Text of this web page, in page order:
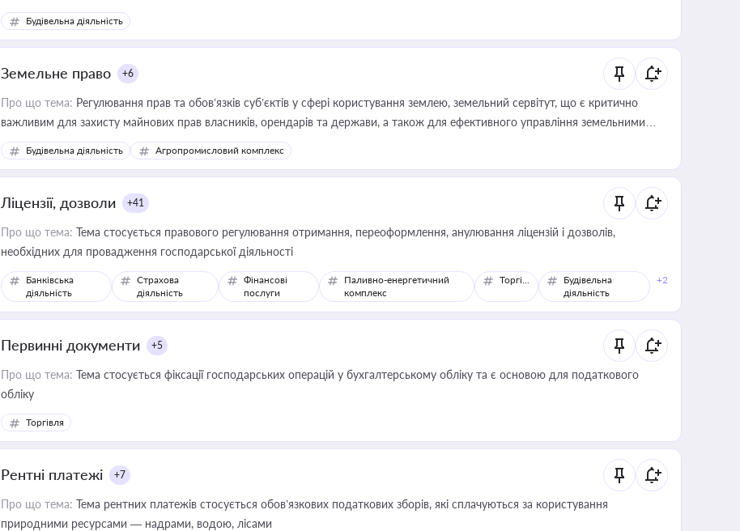
Будівельна діяльність
Земельне право +6
Про що тема: Регулювання прав та обов’язків суб’єктів у сфері користування землею, земельний сервітут, що є критично
важливим для захисту майнових прав власників, орендарів та держави, а також для ефективного управління земельними
ресурсами
Будівельна діяльність Агропромисловий комплекс
Ліцензії, дозволи +41
Про що тема: Тема стосується правового регулювання отримання, переоформлення, анулювання ліцензій і дозволів,
необхідних для провадження господарської діяльності
Банківська
діяльність
Страхова
діяльність
Фінансові
послуги
Паливно-енергетичний
комплекс
Торгівля
Будівельна
діяльність
+2
Первинні документи +5
Про що тема: Тема стосується фіксації господарських операцій у бухгалтерському обліку та є основою для податкового
обліку
Торгівля
Рентні платежі +7
Про що тема: Тема рентних платежів стосується обов’язкових податкових зборів, які сплачуються за користування
природними ресурсами — надрами, водою, лісами